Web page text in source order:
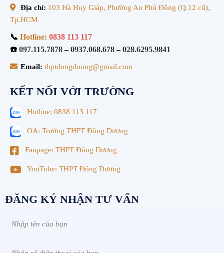
Địa chỉ: 103 Hà Huy Giáp, Phường An Phú Đông (Q.12 cũ),
Tp.HCM
📞 Hotline: 0838 113 117
☎️ 097.115.7878–0937.068.678–028.6295.9841
Email: thptdongduong@gmail.com
KẾT NỐI VỚI TRƯỜNG
Hotline: 0838 113 117
OA: Trường THPT Đông Dương
Fanpage: THPT Đông Dương
YouTube: THPT Đông Dương
ĐĂNG KÝ NHẬN TƯ VẤN